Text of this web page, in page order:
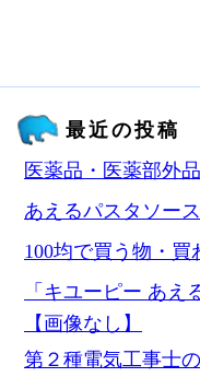
最近の投稿
医薬品・医薬部外
あえるパスタソー
100均で買う物・買
「キユーピー あ
【画像なし】
第２種電気工事士